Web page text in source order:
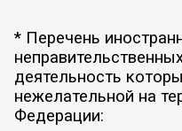
* Перечень
деятельность
нежелательной на
Федерации: